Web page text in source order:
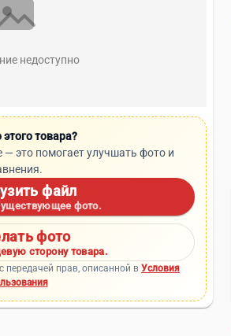
недоступно
этого товара?
— это помогает улучшать фото и
файл
фото.
фото
сторону товара.
передачей прав, описанной вУсловия